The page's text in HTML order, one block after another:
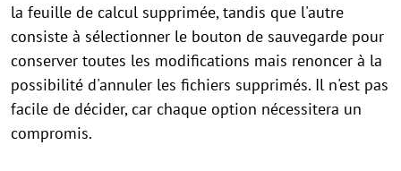
la feuille de calcul supprimée, tandis que l'autre
consiste à sélectionner le bouton de sauvegarde pour
conserver toutes les modifications mais renoncer à la
possibilité d'annuler les fichiers supprimés. Il n'est pas
facile de décider, car chaque option nécessitera un
compromis.